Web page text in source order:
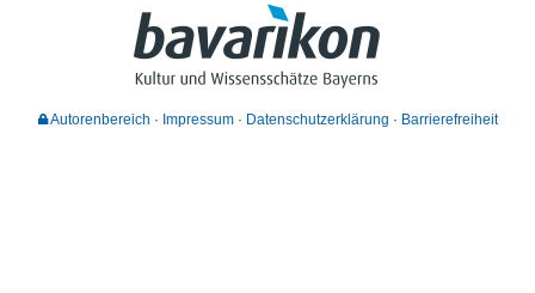
Autorenbereich Impressum Datenschutzerklärung Barrierefreiheit